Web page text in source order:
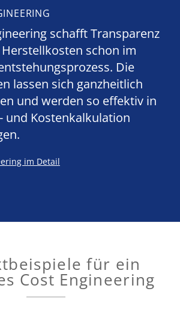
schafft Transparenz
schon im
Die
lassen sich ganzheitlich
und werden so effektiv in
und Kostenkalkulation
im Detail
für ein
Cost Engineering